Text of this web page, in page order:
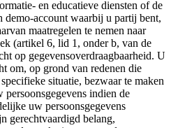
en educatieve diensten of de
demo-account waarbij u partij bent,
maatregelen te nemen naar
(artikel 6, lid 1, onder b, van de
op gegevensoverdraagbaarheid. U
om, op grond van redenen die
situatie, bezwaar te maken
indien de
uw persoonsgegevens
gerechtvaardigd belang,